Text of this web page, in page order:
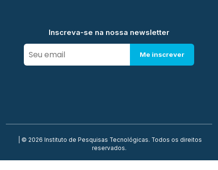
Inscreva-se na nossa newsletter
Me inscrever
| © 2026 Instituto de Pesquisas Tecnológicas. Todos os direitos
reservados.